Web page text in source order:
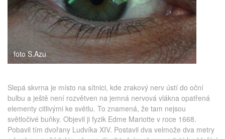
foto S.Azu
Slepá skvrna je místo na sítnici, kde zrakový nerv ústí do oční
bulbu a ještě není rozvětven na jemná nervová vlákna opatřená
elementy citlivými ke světlu. To znamená, že tam nejsou
světločivé buňky. Objevil ji fyzik Edme Mariotte v roce 1668.
Pobavil tím dvořany Ludvíka XIV. Postavil dva velmože dva metry